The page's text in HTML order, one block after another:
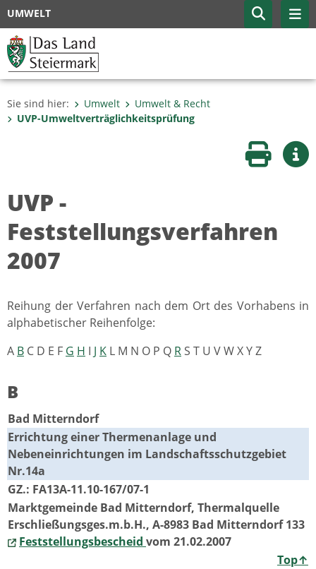
UMWELT
Sie sind hier: Umwelt
Umwelt & Recht
UVP-Umweltverträglich­keitsprüfung
Seite
UVP -
Feststellungsverfahren
2007
Reihung der Verfahren nach dem Ort des Vorhabens in
alphabetischer Reihenfolge:
A B C D E F G H I J K L M N O P Q RS T U V W X Y Z
B
Bad Mitterndorf
Errichtung einer Thermenanlage und
Nebeneinrichtungen im Landschaftsschutzgebiet
Nr.14a
GZ.: FA13A-11.10-167/07-1
Marktgemeinde Bad Mitterndorf, Thermalquelle
Erschließungsges.m.b.H., A-8983 Bad Mitterndorf 133
Feststellungsbescheid vom 21.02.2007
Top↑